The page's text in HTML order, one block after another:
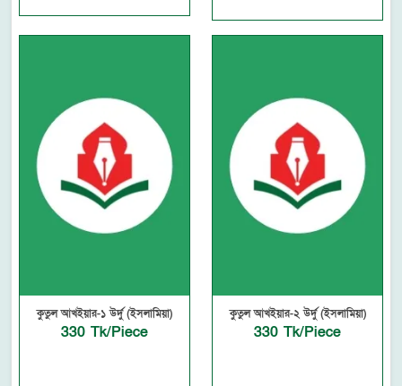
কুতুল আখইয়ার-১ উর্দু (ইসলামিয়া)
330 Tk/Piece
কুতুল আখইয়ার-২ উর্দু (ইসলামিয়া)
330 Tk/Piece